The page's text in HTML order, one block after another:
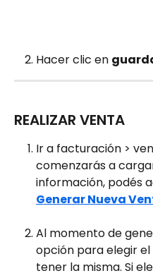
Hacer clic en
REALIZAR VENTA
Ir a facturación >
comenzarás a
información, podés
Generar Nueva
Al momento de
opción para elegir
tener la misma. Si